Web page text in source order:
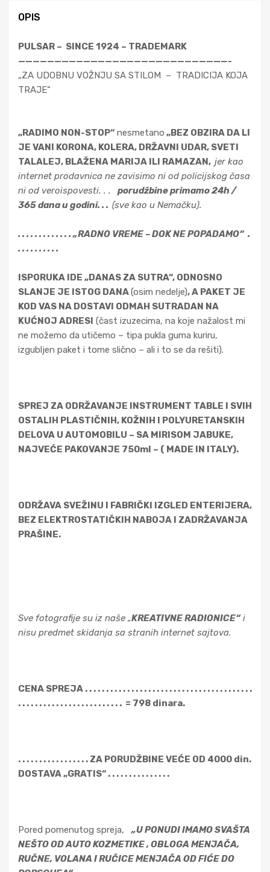
OPIS
PULSAR – SINCE 1924 – TRADEMARK
—————————————————————————————-
„ZA UDOBNU VOŽNJU SA STILOM – TRADICIJA KOJA
TRAJE“
„RADIMO NON-STOP“ nesmetano „BEZ OBZIRA DA LI
JE VANI KORONA, KOLERA, DRŽAVNI UDAR, SVETI
TALALEJ, BLAŽENA MARIJA ILI RAMAZAN, jer kao
internet prodavnica ne zavisimo ni od policijskog časa
ni od veroispovesti. . .
porudžbine primamo 24h /
365 dana u godini. . . (sve kao u Nemačku).
. . . . . . . . . . . . . „RADNO VREME – DOK NE POPADAMO“ .
. . . . . . . . . .
ISPORUKA IDE „DANAS ZA SUTRA“, ODNOSNO
SLANJE JE ISTOG DANA(osim nedelje), A PAKET JE
KOD VAS NA DOSTAVI ODMAH SUTRADAN NA
KUĆNOJ ADRESI (čast izuzecima, na koje nažalost mi
ne možemo da utičemo – tipa pukla guma kuriru,
izgubljen paket i tome slično – ali i to se da rešiti).
SPREJ ZA ODRŽAVANJE INSTRUMENT TABLE I SVIH
OSTALIH PLASTIČNIH, KOŽNIH I POLYURETANSKIH
DELOVA U AUTOMOBILU – SA MIRISOM JABUKE,
NAJVEĆE PAKOVANJE 750ml – ( MADE IN ITALY).
ODRŽAVA SVEŽINU I FABRIČKI IZGLED ENTERIJERA,
BEZ ELEKTROSTATIČKIH NABOJA I ZADRŽAVANJA
PRAŠINE.
Sve fotografije su iz naše „KREATIVNE RADIONICE“i
nisu predmet skidanja sa stranih internet sajtova.
CENA SPREJA . . . . . . . . . . . . . . . . . . . . . . . . . . . . . . . . . . . . . . . .
. . . . . . . . . . . . . . . . . . . . . . . . . = 798 dinara.
. . . . . . . . . . . . . . . . . ZA PORUDŽBINE VEĆE OD 4000 din.
DOSTAVA „GRATIS“ . . . . . . . . . . . . . . .
Pored pomenutog spreja,„U PONUDI IMAMO SVAŠTA
NEŠTO OD AUTO KOZMETIKE , OBLOGA MENJAČA,
RUČNE, VOLANA I RUČICE MENJAČA OD FIĆE DO